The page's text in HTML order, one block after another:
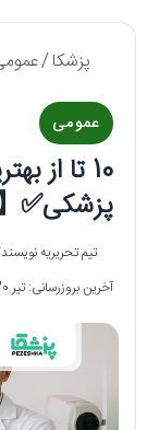
پزشکا/
عمومی
10 تا از
پزشکی✅【
تیم تحریریه
آخرین بروزرسانی: تیر 30, 1404